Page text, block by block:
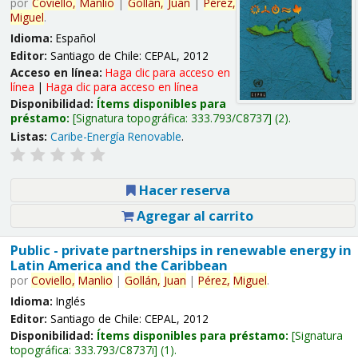
Miguel.
Idioma: Español
Editor: Santiago de Chile: CEPAL, 2012
Acceso en línea: Haga clic para acceso en
línea | Haga clic para acceso en línea
Disponibilidad: Ítems disponibles para
préstamo: Signatura topográfica: 333.793/C8737 (2).
Listas: Caribe-Energía Renovable.
Hacer reserva
Agregar al carrito
Public - private partnerships in renewable energy in
Latin America and the Caribbean
por Coviello, Manlio | Gollán, Juan | Pérez, Miguel.
Idioma: Inglés
Editor: Santiago de Chile: CEPAL, 2012
Disponibilidad: Ítems disponibles para préstamo: Signatura
topográfica: 333.793/C8737i (1).